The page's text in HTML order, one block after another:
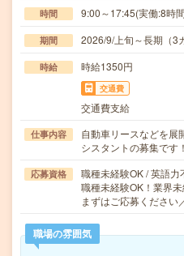
時間 9:00～17:45(実働:8時
期間 2026/9/上旬～長期（
時給 時給1350円
交通費
交通費支給
仕事内容
自動車リースなどを展
シスタントの募集で
応募資格
職種未経験OK / 英語力
職種未経験OK！業界
まずはご応募くださ
職場の雰囲気